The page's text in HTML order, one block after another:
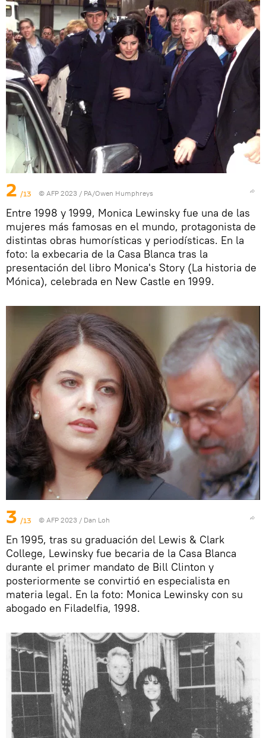
2 /13 © AFP 2023 / PA/Owen Humphreys
Entre 1998 y 1999, Monica Lewinsky fue una de las
mujeres más famosas en el mundo, protagonista de
distintas obras humorísticas y periodísticas. En la
foto: la exbecaria de la Casa Blanca tras la
presentación del libro Monica's Story (La historia de
Mónica), celebrada en New Castle en 1999.
3 /13 © AFP 2023 / Dan Loh
En 1995, tras su graduación del Lewis & Clark
College, Lewinsky fue becaria de la Casa Blanca
durante el primer mandato de Bill Clinton y
posteriormente se convirtió en especialista en
materia legal. En la foto: Monica Lewinsky con su
abogado en Filadelfia, 1998.